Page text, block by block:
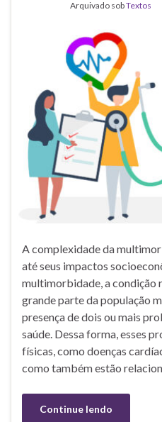
Arquivado sobTextos
A complexidade da
até seus impactos
multimorbidade, a condição
grande parte da população
presença de dois ou mais
saúde. Dessa forma, esses
físicas, como doenças
como também estão
Continue lendo